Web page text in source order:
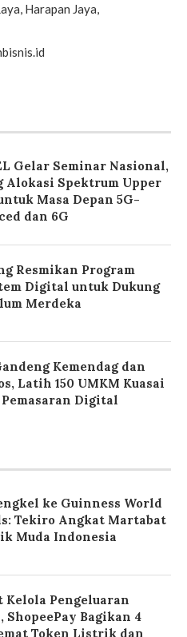
Harapan Jaya,
Gelar Seminar Nasional,
Alokasi Spektrum Upper
Masa Depan 5G-
dan 6G
Resmikan Program
Digital untuk Dukung
Merdeka
Kemendag dan
Latih 150 UMKM Kuasai
Digital
ke Guinness World
Tekiro Angkat Martabat
Muda Indonesia
Kelola Pengeluaran
ShopeePay Bagikan 4
Token Listrik dan